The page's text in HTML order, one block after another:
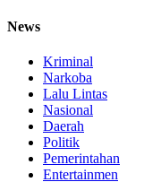
News
Kriminal
Narkoba
Lalu Lintas
Nasional
Daerah
Politik
Pemerintahan
Entertainmen